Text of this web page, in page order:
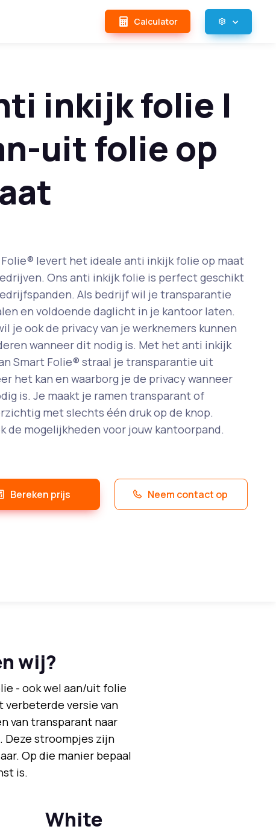
Calculator
inkijk folie |
uit folie op
levert het ideale anti inkijk folie op maat
Ons anti inkijk folie is perfect geschikt
Als bedrijf wil je transparantie
en voldoende daglicht in je kantoor laten.
je ook de privacy van je werknemers kunnen
wanneer dit nodig is. Met het anti inkijk
Smart Folie® straal je transparantie uit
het kan en waarborg je de privacy wanneer
is. Je maakt je ramen transparant of
met slechts één druk op de knop.
de mogelijkheden voor jouw kantoorpand.
Bereken prijs Neem contact op
wij?
- ook wel aan/uit folie
verbeterde versie van
van transparant naar
Deze stroompjes zijn
Op die manier bepaal
is.
White